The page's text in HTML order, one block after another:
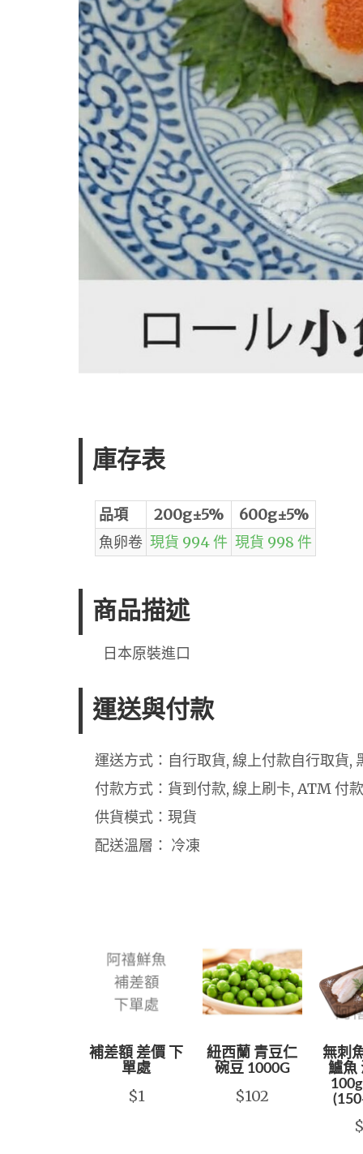
庫存表
品項 200g±5%
600g±5%
魚卵卷 現貨 994 件 現貨 998 件
商品描述
日本原裝進口
運送與付款
運送方式：自行取貨, 線上付款自行取貨,
付款方式：貨到付款, 線上刷卡, ATM 付款
供貨模式：現貨
配送溫層： 冷凍
補差額 差價 下
單處
$1
紐西蘭 青豆仁
碗豆 1000G
$102
無刺
鱸魚